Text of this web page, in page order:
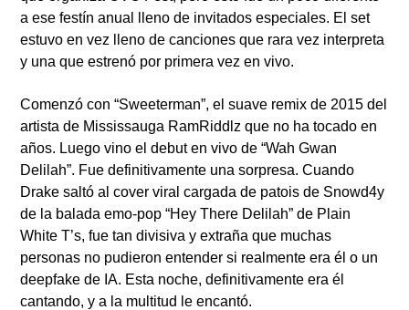
a ese festín anual lleno de invitados especiales. El set
estuvo en vez lleno de canciones que rara vez interpreta
y una que estrenó por primera vez en vivo.
Comenzó con “Sweeterman”, el suave remix de 2015 del
artista de Mississauga RamRiddlz que no ha tocado en
años. Luego vino el debut en vivo de “Wah Gwan
Delilah”. Fue definitivamente una sorpresa. Cuando
Drake saltó al cover viral cargada de patois de Snowd4y
de la balada emo-pop “Hey There Delilah” de Plain
White T’s, fue tan divisiva y extraña que muchas
personas no pudieron entender si realmente era él o un
deepfake de IA. Esta noche, definitivamente era él
cantando, y a la multitud le encantó.